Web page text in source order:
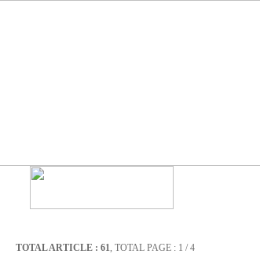
TOTAL ARTICLE : 61, TOTAL PAGE : 1 / 4